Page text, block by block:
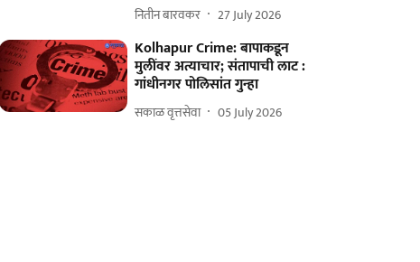
नितीन बारवकर 27 July 2026
Kolhapur Crime: बापाकडून
मुलींवर अत्याचार; संतापाची लाट :
गांधीनगर पोलिसांत गुन्हा
सकाळ वृत्तसेवा 05 July 2026